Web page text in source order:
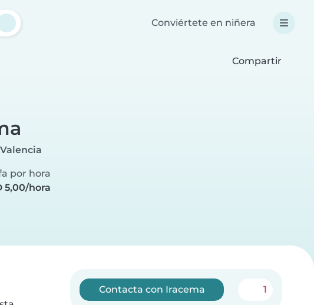
Conviértete en niñera
Compartir
por hora
5,00/hora
Contacta con Iracema 1